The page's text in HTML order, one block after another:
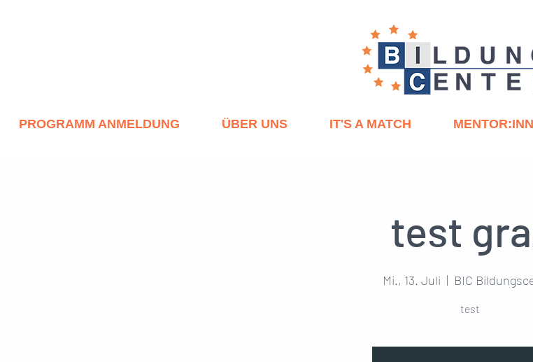
PROGRAMM ANMELDUNG ÜBER UNS IT'S A MATCH
test
Mi., 13. Juli
  |
BIC
test